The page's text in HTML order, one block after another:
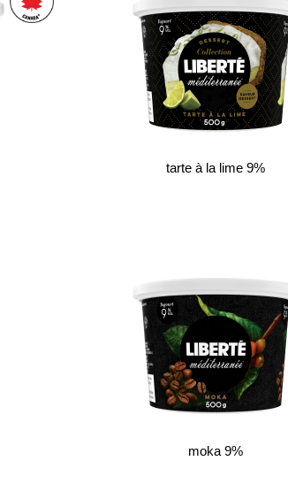
tarte à la lime 9%
moka 9%